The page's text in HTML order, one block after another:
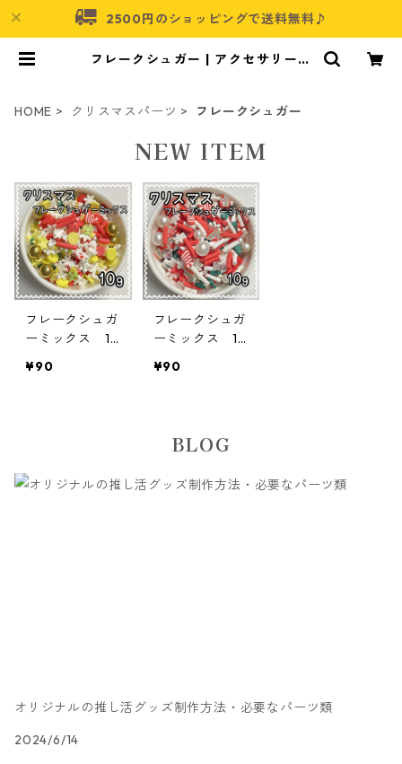
2500円のショッピングで送料無料♪
フレークシュガー | アクセサリーパ
HOME
クリスマスパーツ フレークシュガー
NEW ITEM
フレークシュガ
ーミックス 10
ス 貼り付けパ
¥90
フレークシュガ
ーミックス 10
ス 貼り付けパ
¥90
BLOG
オリジナルの推し活グッズ制作方法・必要なパーツ類
2024/6/14